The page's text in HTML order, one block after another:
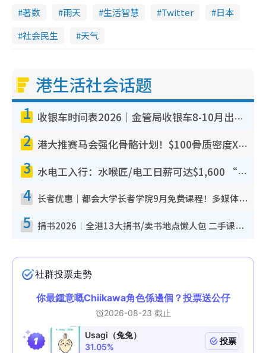
著数 雨天 生活智慧 Twitter
日本
社会民生
天气
港生活社会话题
1 收银车时间表2026｜金管局收银车8-10月出没地点+时间！无需手续费！硬币免费转现钞或增值至八达通
2 港大推赛马会强化骨骼计划！$100骨质密度X光检查 完成免费运动训练送超市礼券！附参加资格
3 水电工入行：水喉匠/电工日薪可达$1,600 “铁饭碗”职业难被AI取代！附薪酬参考+入行考牌路径
4 长者优惠｜都会大学长者学院9月免费课程！多媒体/微电影创作/网络安全 附报名方法教学
5 捐书2026︱全港13大捐书/卖书地点懒人包 二手课本最高$150＋旧书换免费咖啡/戏票